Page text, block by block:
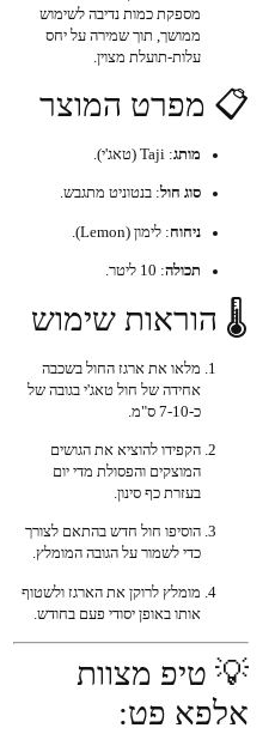
מספקת כמות נדיבה לשימוש
ממושך, תוך שמירה על יחס
עלות-תועלת מצוין.
📋 מפרט המוצר
מותג: Taji (טאג'י).
סוג חול: בנטוניט מתגבש.
ניחוח: לימון (Lemon).
תכולה: 10 ליטר.
🌡️ הוראות שימוש
מלאו את ארגז החול בשכבה
אחידה של חול טאג'י בגובה של
כ-7-10 ס"מ.
הקפידו להוציא את הגושים
המוצקים והפסולת מדי יום
בעזרת כף סינון.
הוסיפו חול חדש בהתאם לצורך
כדי לשמור על הגובה המומלץ.
מומלץ לרוקן את הארגז ולשטוף
אותו באופן יסודי פעם בחודש.
💡 טיפ מצוות
אלפא פט: